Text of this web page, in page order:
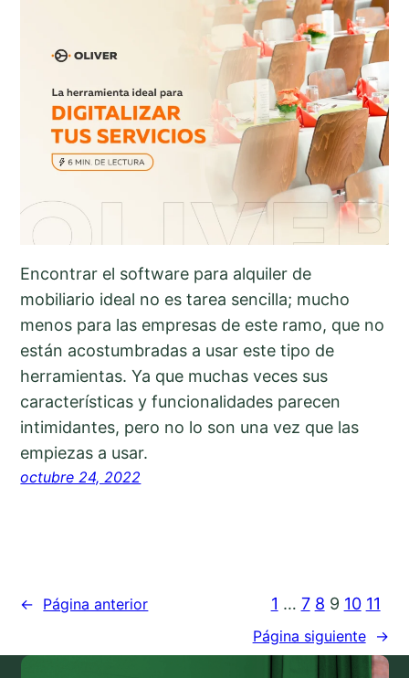
Encontrar el software para alquiler de
mobiliario ideal no es tarea sencilla; mucho
menos para las empresas de este ramo, que no
están acostumbradas a usar este tipo de
herramientas. Ya que muchas veces sus
características y funcionalidades parecen
intimidantes, pero no lo son una vez que las
empiezas a usar.
octubre 24, 2022
← Página anterior 1 … 7 8 9 10 11
Página siguiente →